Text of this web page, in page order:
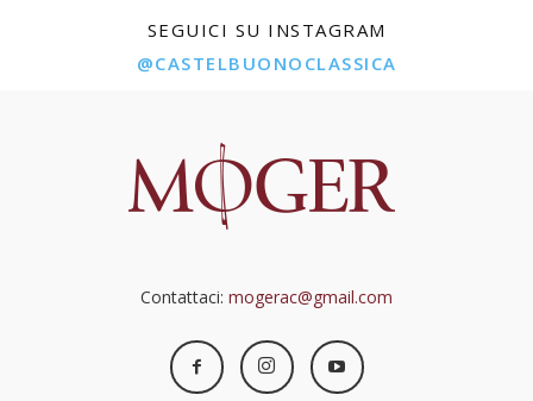
SEGUICI SU INSTAGRAM
@CASTELBUONOCLASSICA
Contattaci: mogerac@gmail.com